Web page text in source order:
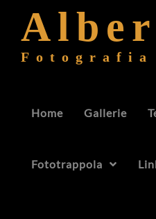
Fotografia
Home Gallerie
Fototrappola